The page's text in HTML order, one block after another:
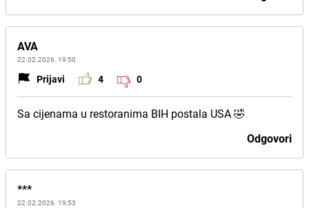
AVA
22.02.2026. 19:50
Prijavi 4 0
Sa cijenama u restoranima BIH postala USA 🤣
Odgovori
***
22.02.2026. 19:53